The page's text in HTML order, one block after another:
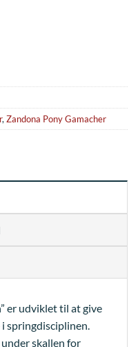
, Zandona Pony Gamacher
er udviklet til at give
springdisciplinen.
skallen for